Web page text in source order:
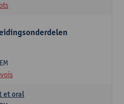
et oral